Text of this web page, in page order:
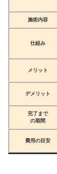
施術内容
仕組み
メリット
デメリット
完了まで
の期間
費用の目安